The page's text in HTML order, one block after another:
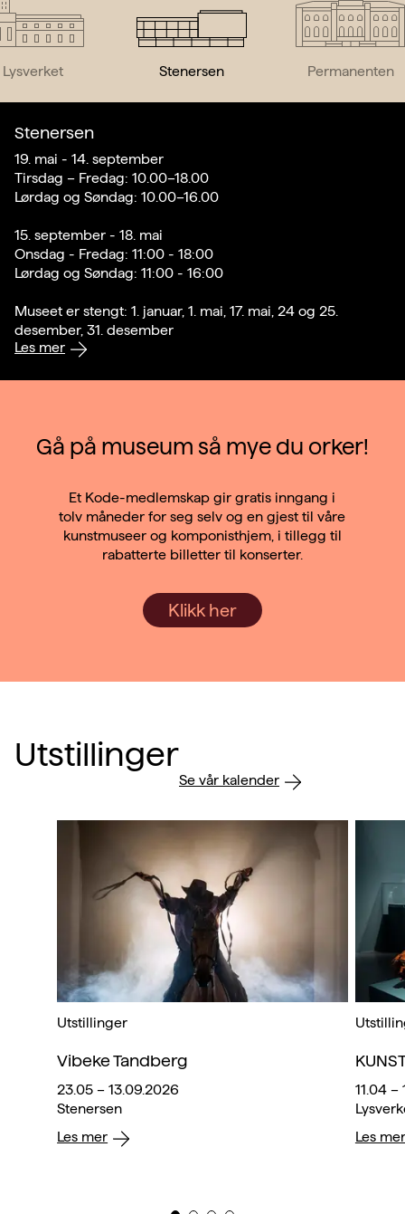
Lysverket Stenersen Permanenten
Stenersen
19. mai - 14. september
Tirsdag – Fredag: 10.00–18.00
Lørdag og Søndag: 10.00–16.00
15. september - 18. mai
Onsdag - Fredag: 11:00 - 18:00
Lørdag og Søndag: 11:00 - 16:00
Museet er stengt: 1. januar, 1. mai, 17. mai, 24 og 25.
desember, 31. desember
Les mer
Gå på museum så mye du orker!
Et Kode-medlemskap gir gratis inngang i
tolv måneder for seg selv og en gjest til våre
kunstmuseer og komponisthjem, i tillegg til
rabatterte billetter til konserter.
Klikk her
Utstillinger
Se vår kalender
Utstillinger
Vibeke Tandberg
23.05 – 13.09.2026
Stenersen
Les mer
11.04 –
Les mer